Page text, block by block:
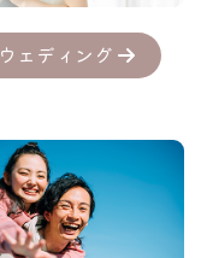
ウェディング